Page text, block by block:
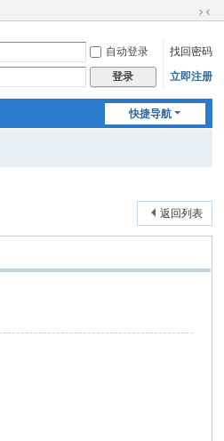
换
到
窄
自动登录
找回密码
登录 立即注册
快捷导航
返回列表